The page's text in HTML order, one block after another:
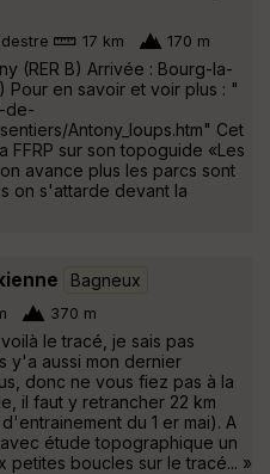
17 km 170 m
(RER B) Arrivée : Bourg-la-
Pour en savoir et voir plus : "
de-
Antony_loups.htm" Cet
FFRP sur son topoguide «Les
avance plus les parcs sont
on s'attarde devant la
Bagneux
370 m
le tracé, je sais pas
y'a aussi mon dernier
donc ne vous fiez pas à la
il faut y retrancher 22 km
du 1 er mai). A
étude topographique un
boucles sur le tracé... »